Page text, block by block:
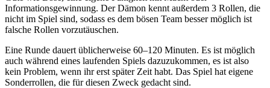
Informationsgewinnung. Der Dämon kennt außerdem 3 Rollen, die
nicht im Spiel sind, sodass es dem bösen Team besser möglich ist
falsche Rollen vorzutäuschen.
Eine Runde dauert üblicherweise 60–120 Minuten. Es ist möglich
auch während eines laufenden Spiels dazuzukommen, es ist also
kein Problem, wenn ihr erst später Zeit habt. Das Spiel hat eigene
Sonderrollen, die für diesen Zweck gedacht sind.